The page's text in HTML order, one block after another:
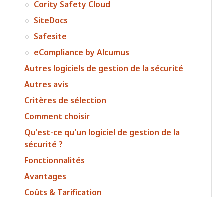
Cority Safety Cloud
SiteDocs
Safesite
eCompliance by Alcumus
Autres logiciels de gestion de la sécurité
Autres avis
Critères de sélection
Comment choisir
Qu'est-ce qu'un logiciel de gestion de la
sécurité ?
Fonctionnalités
Avantages
Coûts & Tarification